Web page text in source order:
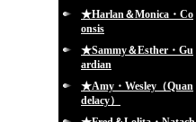
★Harlan＆Monica・Co
onsis
★Sammy＆Esther・Gu
ardian
★Amy・Wesley（Quan
delacy）